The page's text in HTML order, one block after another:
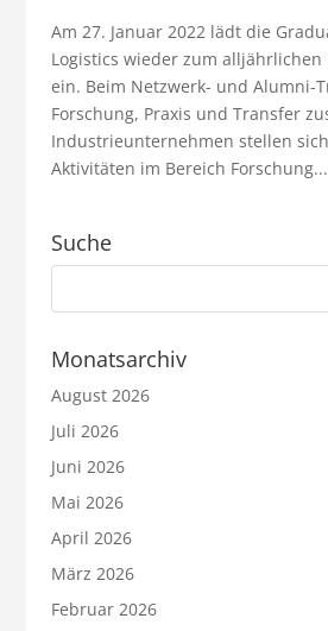
Am 27. Januar 2022 lädt die
Logistics wieder zum
ein. Beim Netzwerk- und Alumni-
Forschung, Praxis und Transfer
Industrieunternehmen stellen
Aktivitäten im Bereich Forschung...
Suche
Monatsarchiv
August 2026
Juli 2026
Juni 2026
Mai 2026
April 2026
März 2026
Februar 2026